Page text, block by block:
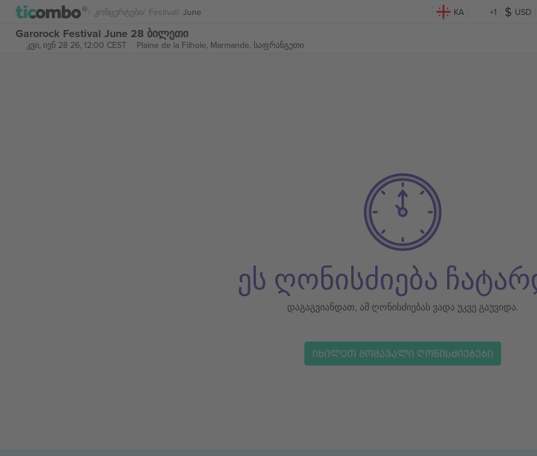
Კონცერტები Festival June KA +1 USD
Garorock Festival June 28 ბილეთი
კვი, ივნ 28 26, 12:00 CEST Plaine de la Filhole, Marmande, საფრანგეთი
ეს ღონისძიება
დაგაგვიანდათ, ამ ღონისძიებას ვადა უკვე გაუვიდა.
ᲘᲮᲘᲚᲔᲗ ᲛᲝᲛᲐᲕᲐᲚᲘ ᲦᲝᲜᲘᲡᲫᲘᲔᲑᲔᲑᲘ